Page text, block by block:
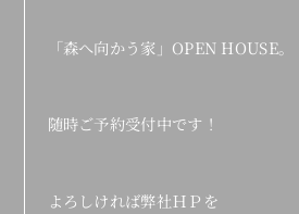
「森へ向かう家」OPEN HOUSE。
随時ご予約受付中です！
よろしければ弊社ＨＰを